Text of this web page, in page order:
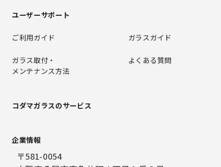
〒581-0054
ユーザーサポート
ご利用ガイド ガラスガイド
ガラス取付・
メンテナンス方法
よくある質問
コダマガラスのサービス
企業情報